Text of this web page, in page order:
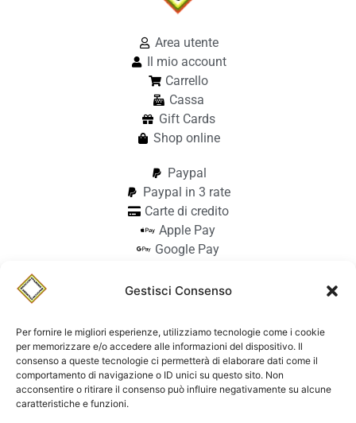
Gestisci Consenso
Per fornire le migliori esperienze, utilizziamo tecnologie come i cookie
per memorizzare e/o accedere alle informazioni del dispositivo. Il
consenso a queste tecnologie ci permetterà di elaborare dati come il
comportamento di navigazione o ID unici su questo sito. Non
acconsentire o ritirare il consenso può influire negativamente su alcune
caratteristiche e funzioni.
Area utente
Il mio account
Carrello
Cassa
Gift Cards
Shop online
Paypal
Paypal in 3 rate
Carte di credito
Apple Pay
Google Pay
Pagamento alla consegna
StilmodeMaiocchi
© Stilmode Maiocchi 2026 | P.iva
01942740182